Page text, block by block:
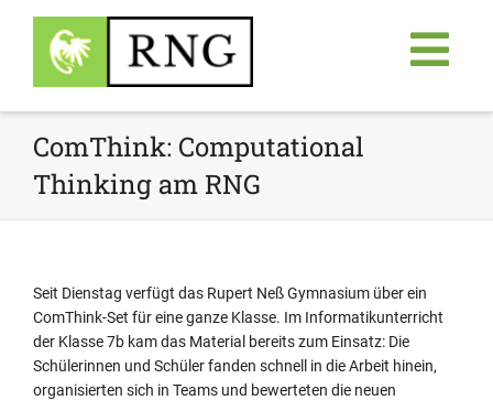
ComThink: Computational
Thinking am RNG
Seit Dienstag verfügt das Rupert Neß Gymnasium über ein
ComThink-Set für eine ganze Klasse. Im Informatikunterricht
der Klasse 7b kam das Material bereits zum Einsatz: Die
Schülerinnen und Schüler fanden schnell in die Arbeit hinein,
organisierten sich in Teams und bewerteten die neuen